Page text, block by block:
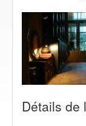
Détails de